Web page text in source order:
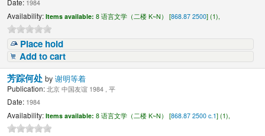
Date: 1984
Availability: Items available: 8 语言文学（二楼 K~N） [868.87 2500] (1),
Place hold
Add to cart
芳踪何处by谢明等着
Publication: 北京 中国友谊 1984 , 平
Date: 1984
Availability: Items available: 8 语言文学（二楼 K~N） [868.87 2500 c.1] (1),